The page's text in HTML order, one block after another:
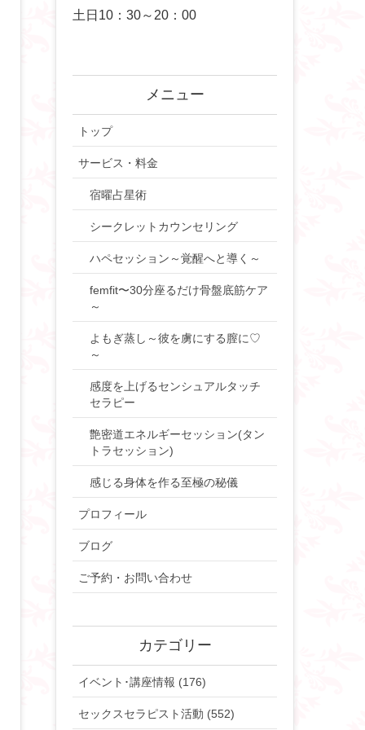
土日10：30～20：00
メニュー
トップ
サービス・料金
宿曜占星術
シークレットカウンセリング
ハペセッション～覚醒へと導く～
femfit〜30分座るだけ骨盤底筋ケア
～
よもぎ蒸し～彼を虜にする膣に♡
～
感度を上げるセンシュアルタッチ
セラピー
艶密道エネルギーセッション(タン
トラセッション)
感じる身体を作る至極の秘儀
プロフィール
ブログ
ご予約・お問い合わせ
カテゴリー
イベント･講座情報 (176)
セックスセラピスト活動 (552)